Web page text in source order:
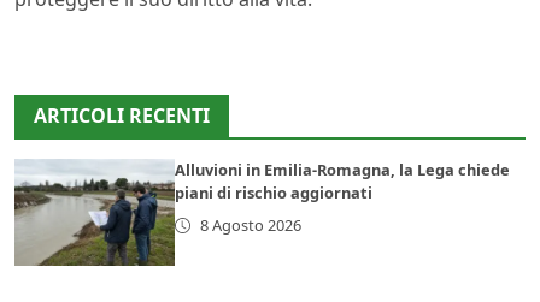
ARTICOLI RECENTI
Alluvioni in Emilia-Romagna, la Lega chiede
piani di rischio aggiornati
8 Agosto 2026